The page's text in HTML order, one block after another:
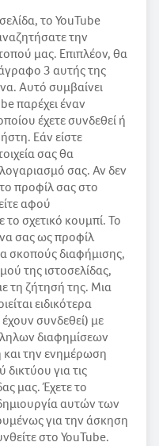
το YouTube
την
μας. Επιπλέον, θα
3 αυτής της
Αυτό συμβαίνει
παρέχει έναν
έχετε συνδεθεί ή
Εάν είστε
σας θα
σας. Αν δεν
το προφίλ σας στο
αφού
σχετικό κουμπί. Το
σας ως προφίλ
σκοπούς διαφήμισης,
της ιστοσελίδας,
τη ζήτησή της. Μια
ειδικότερα
συνδεθεί) με
διαφημίσεων
την ενημέρωση
για τις
μας. Έχετε το
αυτών των
για την άσκηση
στο ΥοuTube.